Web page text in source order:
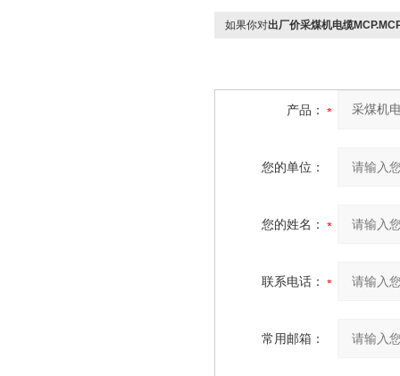
如果你对出厂价采煤机电缆
产品：
您的单位：
您的姓名：
联系电话：
常用邮箱：